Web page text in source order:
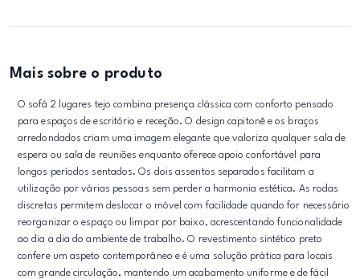
Mais sobre o produto
O sofá 2 lugares tejo combina presença clássica com conforto pensado
para espaços de escritório e receção. O design capitonê e os braços
arredondados criam uma imagem elegante que valoriza qualquer sala de
espera ou sala de reuniões enquanto oferece apoio confortável para
longos períodos sentados. Os dois assentos separados facilitam a
utilização por várias pessoas sem perder a harmonia estética. As rodas
discretas permitem deslocar o móvel com facilidade quando for necessário
reorganizar o espaço ou limpar por baixo, acrescentando funcionalidade
ao dia a dia do ambiente de trabalho. O revestimento sintético preto
confere um aspeto contemporâneo e é uma solução prática para locais
com grande circulação, mantendo um acabamento uniforme e de fácil